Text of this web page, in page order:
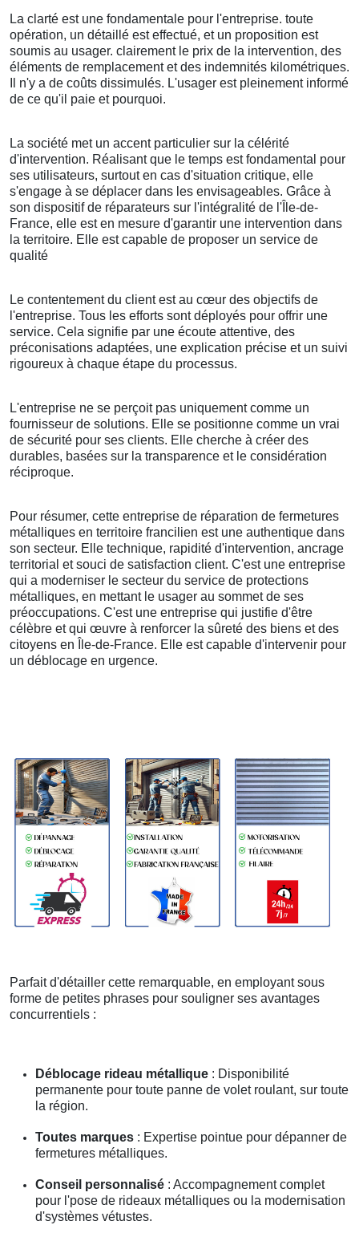
La clarté est une fondamentale pour l'entreprise. toute
opération, un détaillé est effectué, et un proposition est
soumis au usager. clairement le prix de la intervention, des
éléments de remplacement et des indemnités kilométriques.
Il n'y a de coûts dissimulés. L'usager est pleinement informé
de ce qu'il paie et pourquoi.
La société met un accent particulier sur la célérité
d'intervention. Réalisant que le temps est fondamental pour
ses utilisateurs, surtout en cas d'situation critique, elle
s'engage à se déplacer dans les envisageables. Grâce à
son dispositif de réparateurs sur l'intégralité de l'Île-de-
France, elle est en mesure d'garantir une intervention dans
la territoire. Elle est capable de proposer un service de
qualité
Le contentement du client est au cœur des objectifs de
l'entreprise. Tous les efforts sont déployés pour offrir une
service. Cela signifie par une écoute attentive, des
préconisations adaptées, une explication précise et un suivi
rigoureux à chaque étape du processus.
L'entreprise ne se perçoit pas uniquement comme un
fournisseur de solutions. Elle se positionne comme un vrai
de sécurité pour ses clients. Elle cherche à créer des
durables, basées sur la transparence et le considération
réciproque.
Pour résumer, cette entreprise de réparation de fermetures
métalliques en territoire francilien est une authentique dans
son secteur. Elle technique, rapidité d'intervention, ancrage
territorial et souci de satisfaction client. C'est une entreprise
qui a moderniser le secteur du service de protections
métalliques, en mettant le usager au sommet de ses
préoccupations. C'est une entreprise qui justifie d'être
célèbre et qui œuvre à renforcer la sûreté des biens et des
citoyens en Île-de-France. Elle est capable d'intervenir pour
un déblocage en urgence.
Parfait d'détailler cette remarquable, en employant sous
forme de petites phrases pour souligner ses avantages
concurrentiels :
Déblocage rideau métallique : Disponibilité
permanente pour toute panne de volet roulant, sur toute
la région.
Toutes marques : Expertise pointue pour dépanner de
fermetures métalliques.
Conseil personnalisé : Accompagnement complet
pour l'pose de rideaux métalliques ou la modernisation
d'systèmes vétustes.